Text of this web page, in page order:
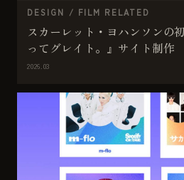
DESIGN / FILM RELATED
スカーレット・ヨハンソンの
ってグレイト。』サイト制作
2026.03